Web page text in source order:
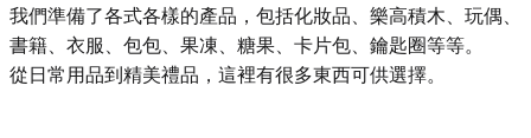
我們準備了各式各樣的產品，包括化妝品、樂高積木、玩偶、
書籍、衣服、包包、果凍、糖果、卡片包、鑰匙圈等等。
從日常用品到精美禮品，這裡有很多東西可供選擇。